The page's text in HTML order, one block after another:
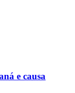
e causa